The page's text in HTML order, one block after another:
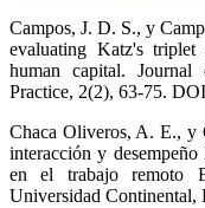
Campos, J. D. S., y
evaluating Katz's
human capital. Journal
Practice, 2(2), 63-75.
Chaca Oliveros, A. E., y
interacción y
en el trabajo remoto
Universidad Continental,